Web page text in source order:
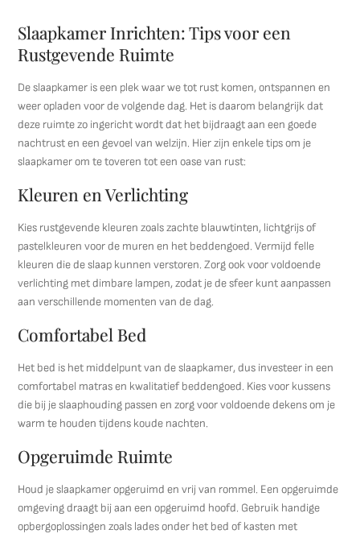
Slaapkamer Inrichten: Tips voor een
Rustgevende Ruimte
De slaapkamer is een plek waar we tot rust komen, ontspannen en
weer opladen voor de volgende dag. Het is daarom belangrijk dat
deze ruimte zo ingericht wordt dat het bijdraagt aan een goede
nachtrust en een gevoel van welzijn. Hier zijn enkele tips om je
slaapkamer om te toveren tot een oase van rust:
Kleuren en Verlichting
Kies rustgevende kleuren zoals zachte blauwtinten, lichtgrijs of
pastelkleuren voor de muren en het beddengoed. Vermijd felle
kleuren die de slaap kunnen verstoren. Zorg ook voor voldoende
verlichting met dimbare lampen, zodat je de sfeer kunt aanpassen
aan verschillende momenten van de dag.
Comfortabel Bed
Het bed is het middelpunt van de slaapkamer, dus investeer in een
comfortabel matras en kwalitatief beddengoed. Kies voor kussens
die bij je slaaphouding passen en zorg voor voldoende dekens om je
warm te houden tijdens koude nachten.
Opgeruimde Ruimte
Houd je slaapkamer opgeruimd en vrij van rommel. Een opgeruimde
omgeving draagt bij aan een opgeruimd hoofd. Gebruik handige
opbergoplossingen zoals lades onder het bed of kasten met